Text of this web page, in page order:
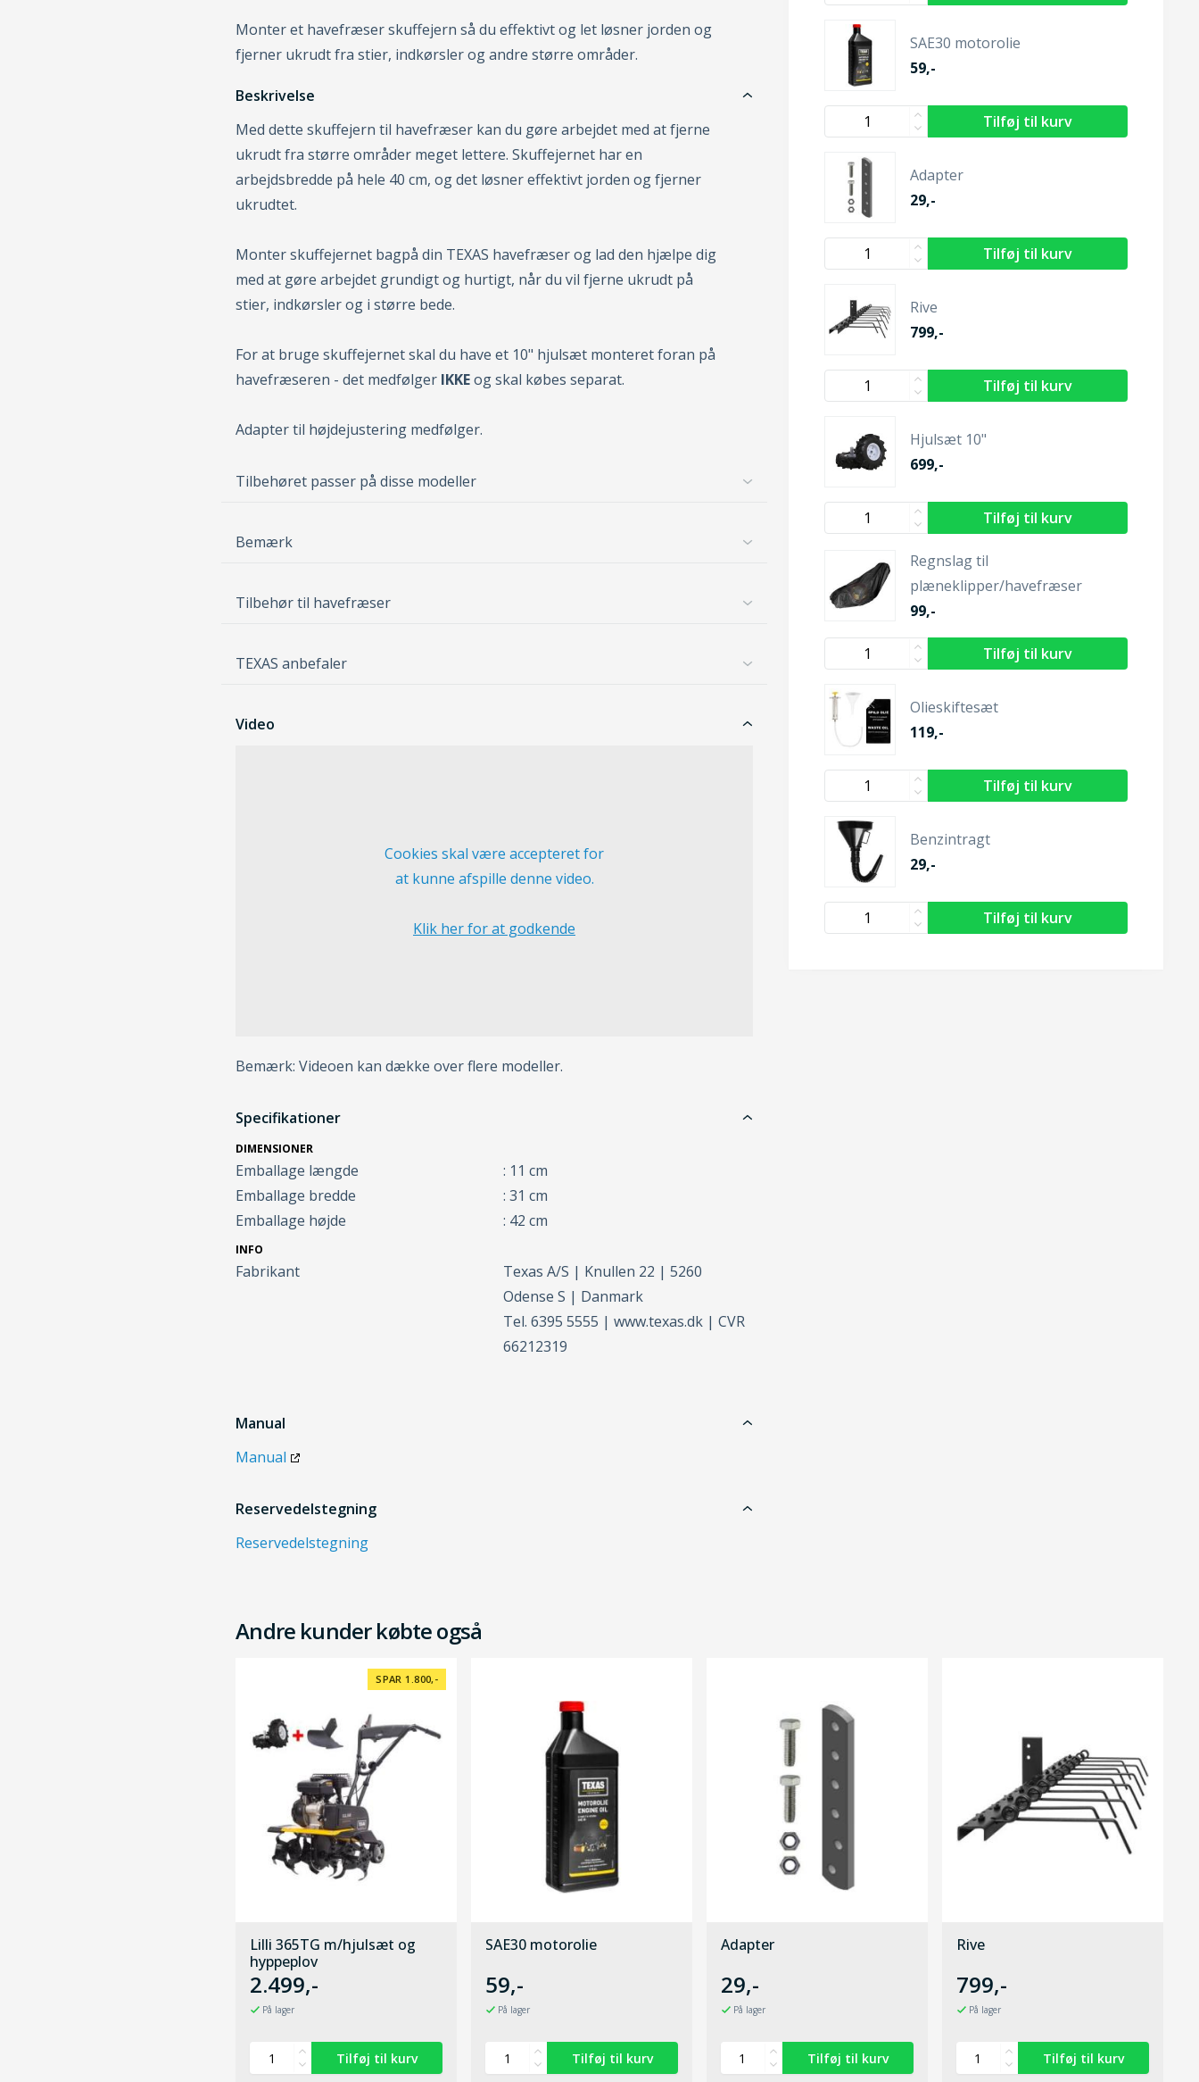
Monter et havefræser skuffejern så du effektivt og let løsner jorden og
fjerner ukrudt fra stier, indkørsler og andre større områder.
Beskrivelse
Med dette skuffejern til havefræser kan du gøre arbejdet med at fjerne
ukrudt fra større områder meget lettere. Skuffejernet har en
arbejdsbredde på hele 40 cm, og det løsner effektivt jorden og fjerner
ukrudtet.
Monter skuffejernet bagpå din TEXAS havefræser og lad den hjælpe dig
med at gøre arbejdet grundigt og hurtigt, når du vil fjerne ukrudt på
stier, indkørsler og i større bede.
For at bruge skuffejernet skal du have et 10" hjulsæt monteret foran på
havefræseren - det medfølger IKKEog skal købes separat.
Adapter til højdejustering medfølger.
Tilbehøret passer på disse modeller
Bemærk
Tilbehør til havefræser
TEXAS anbefaler
Video
Cookies skal være accepteret for
at kunne afspille denne video.
Klik her for at godkende
Bemærk: Videoen kan dække over flere modeller.
Specifikationer
DIMENSIONER
Emballage længde
: 11 cm
Emballage bredde
: 31 cm
Emballage højde
: 42 cm
INFO
Fabrikant
Texas A/S | Knullen 22 | 5260
Odense S | Danmark
Tel. 6395 5555 | www.texas.dk | CVR
66212319
Manual
Manual
Reservedelstegning
Reservedelstegning
SAE30 motorolie
59,-
Adapter
29,-
Rive
799,-
Hjulsæt 10"
699,-
Regnslag til
plæneklipper/havefræser
99,-
Olieskiftesæt
119,-
Benzintragt
29,-
Andre kunder købte også
SPAR 1.800,-
Lilli 365TG m/hjulsæt og
hyppeplov
2.499,-
På lager
SAE30 motorolie
59,-
På lager
Adapter
29,-
På lager
Rive
799,-
På lager